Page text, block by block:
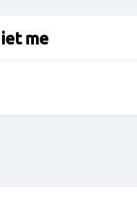
me